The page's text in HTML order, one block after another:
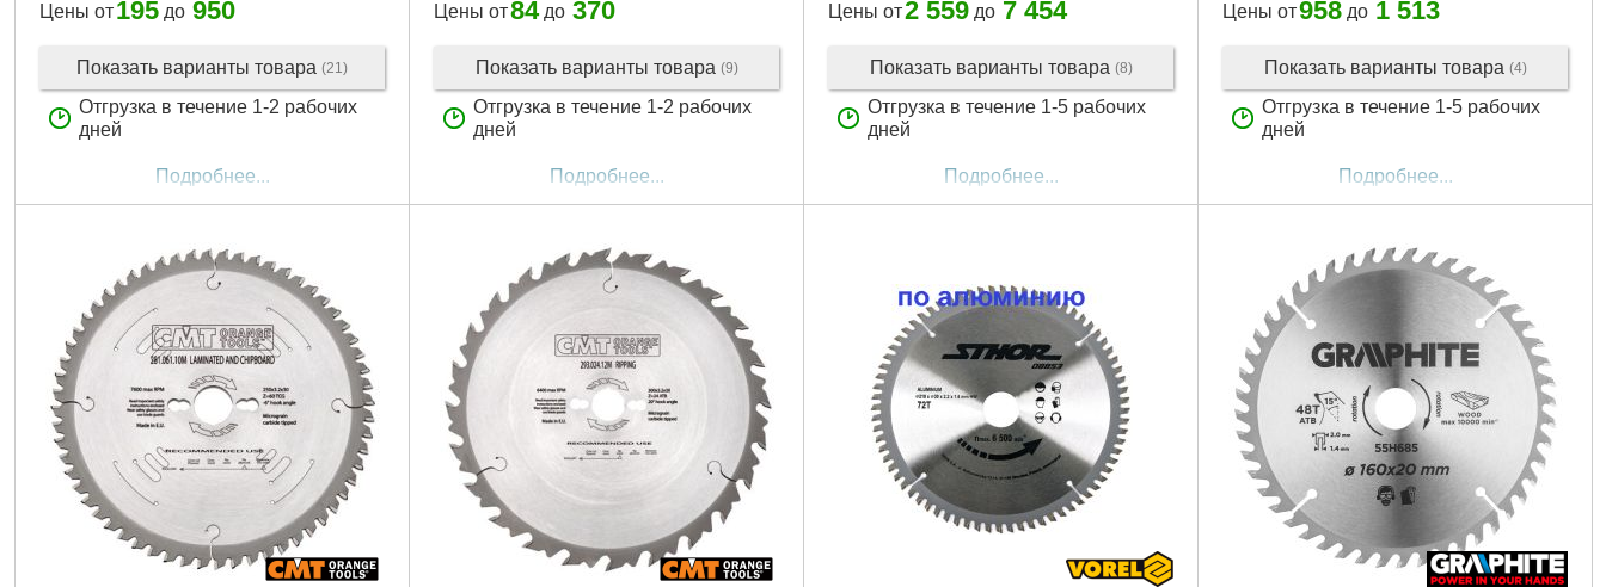
Цены от195 до 950
Показать варианты товара (21)
Отгрузка в течение 1-2 рабочих
дней
Подробнее...
Цены от84до 370
Показать варианты товара (9)
Отгрузка в течение 1-2 рабочих
дней
Подробнее...
Цены от2 559 до 7 454
Показать варианты товара (8)
Отгрузка в течение 1-5 рабочих
дней
Подробнее...
Цены от958 до 1 513
Показать варианты товара (4)
Отгрузка в течение 1-5 рабочих
дней
Подробнее...